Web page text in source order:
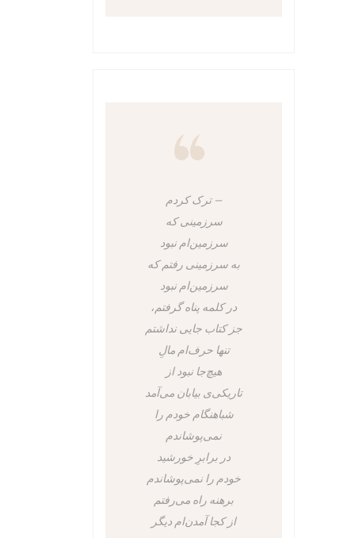
ترک کردم
سرزمینی که
سرزمین‌ام نبود
به سرزمینی رفتم که
سرزمین‌ام نبود
در کلمه پناه گرفتم،
جز کتاب جایی نداشتم
تنها حرف‌ام مالِ
هیچ‌جا نبود از
تاریکی‌ی بیابان می‌آمد
شباهنگام خودم را
نمی‌پوشاندم
در برابرِ خورشید
خودم را نمی‌پوشاندم
برهنه راه می‌رفتم
از کجا آمدن‌ام دیگر